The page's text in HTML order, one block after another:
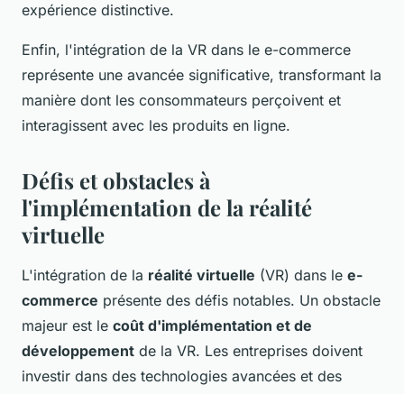
expérience distinctive.
Enfin, l'intégration de la VR dans le e-commerce
représente une avancée significative, transformant la
manière dont les consommateurs perçoivent et
interagissent avec les produits en ligne.
Défis et obstacles à
l'implémentation de la réalité
virtuelle
L'intégration de la réalité virtuelle (VR) dans le e-
commerce présente des défis notables. Un obstacle
majeur est le coût d'implémentation et de
développement de la VR. Les entreprises doivent
investir dans des technologies avancées et des